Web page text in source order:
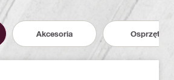
Akcesoria Osprzęt